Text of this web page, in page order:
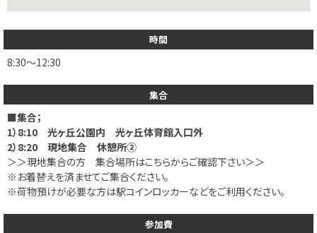
時間
8:30～12:30
集合
■集合；
1）8:10 光ヶ丘公園内 光ヶ丘体育館入口外
2）8:20 現地集合 休憩所②
＞＞現地集合の方 集合場所はこちらからご確認下さい＞＞
※お着替えを済ませてご集合ください。
※荷物預けが必要な方は駅コインロッカーなどをご利用ください。
参加費